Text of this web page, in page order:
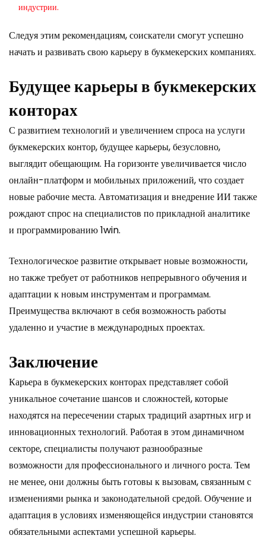
индустрии.
Следуя этим рекомендациям, соискатели смогут успешно
начать и развивать свою карьеру в букмекерских компаниях.
Будущее карьеры в букмекерских
конторах
С развитием технологий и увеличением спроса на услуги
букмекерских контор, будущее карьеры, безусловно,
выглядит обещающим. На горизонте увеличивается число
онлайн-платформ и мобильных приложений, что создает
новые рабочие места. Автоматизация и внедрение ИИ также
рождают спрос на специалистов по прикладной аналитике
и программированию1win.
Технологическое развитие открывает новые возможности,
но также требует от работников непрерывного обучения и
адаптации к новым инструментам и программам.
Преимущества включают в себя возможность работы
удаленно и участие в международных проектах.
Заключение
Карьера в букмекерских конторах представляет собой
уникальное сочетание шансов и сложностей, которые
находятся на пересечении старых традиций азартных игр и
инновационных технологий. Работая в этом динамичном
секторе, специалисты получают разнообразные
возможности для профессионального и личного роста. Тем
не менее, они должны быть готовы к вызовам, связанным с
изменениями рынка и законодательной средой. Обучение и
адаптация в условиях изменяющейся индустрии становятся
обязательными аспектами успешной карьеры.